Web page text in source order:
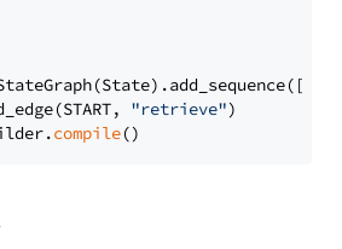
"retrieve")
compile